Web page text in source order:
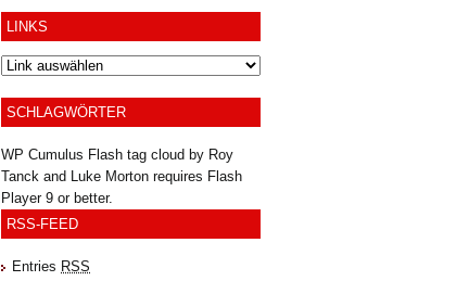
LINKS
SCHLAGWÖRTER
WP Cumulus Flash tag cloud by Roy
Tanck and Luke Morton requires Flash
Player9 or better.
RSS-FEED
Entries RSS